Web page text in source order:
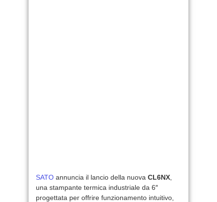
SATO annuncia il lancio della nuova CL6NX
una stampante termica industriale da 6″
progettata per offrire funzionamento intuitivo,